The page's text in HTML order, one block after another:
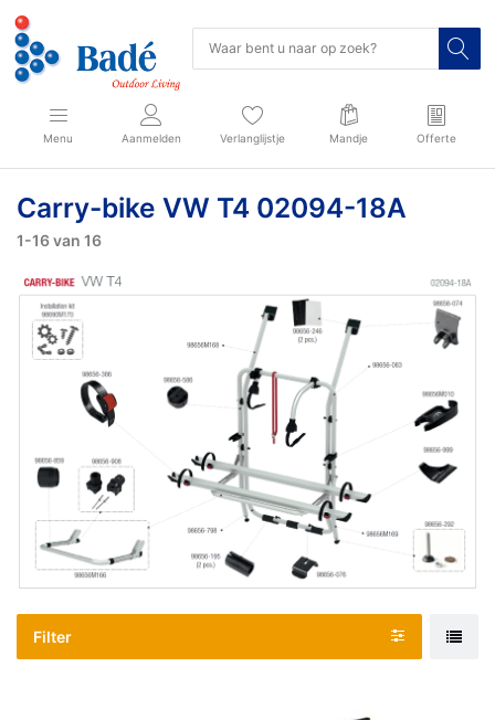
Menu Aanmelden Verlanglijstje Mandje Offerte
Carry-bike VW T4 02094-18A
1-16van 16
Filter